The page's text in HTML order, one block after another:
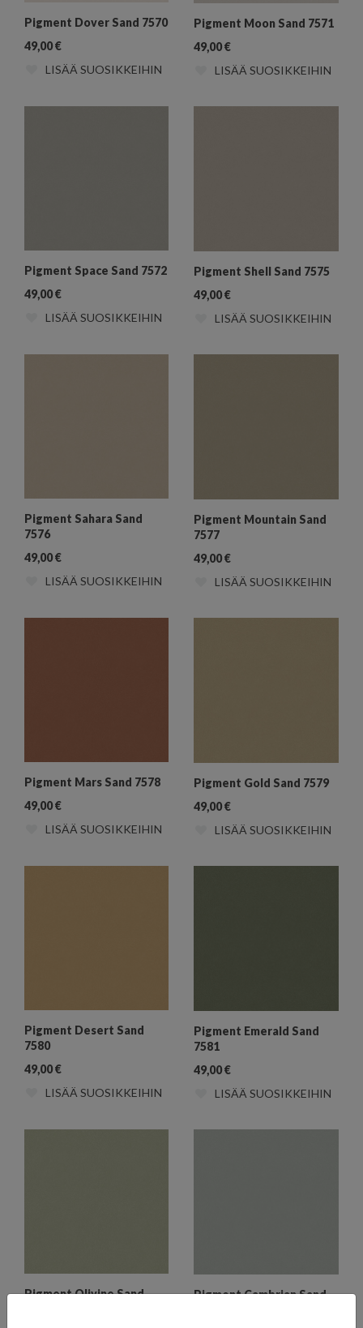
Pigment Dover Sand 7570
49,00€
LISÄÄ SUOSIKKEIHIN
Pigment Moon Sand 7571
49,00€
LISÄÄ SUOSIKKEIHIN
Pigment Space Sand 7572
49,00€
LISÄÄ SUOSIKKEIHIN
Pigment Shell Sand 7575
49,00€
LISÄÄ SUOSIKKEIHIN
Pigment Sahara Sand
7576
49,00€
LISÄÄ SUOSIKKEIHIN
Pigment Mountain Sand
7577
49,00€
LISÄÄ SUOSIKKEIHIN
Pigment Mars Sand 7578
49,00€
LISÄÄ SUOSIKKEIHIN
Pigment Gold Sand 7579
49,00€
LISÄÄ SUOSIKKEIHIN
Pigment Desert Sand
7580
49,00€
LISÄÄ SUOSIKKEIHIN
Pigment Emerald Sand
7581
49,00€
LISÄÄ SUOSIKKEIHIN
Pigment Olivine Sand
Pigment Cambrian Sand